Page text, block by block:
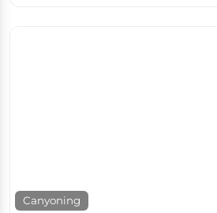
Canyoning